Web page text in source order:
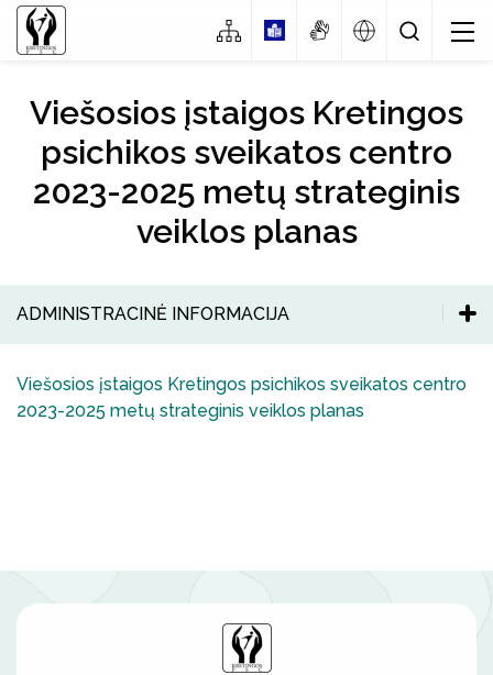
Gydytojai psichiatrai
Medicinos psichologai
Socialiniai darbuotojai
Pirminė psichikos sveikatos priežiūra
Psichiatrijos dienos stacionaras
Mokamų paslaugų teikimo tvarka
Įstaigos valdymo struktūra
Konsultavimasis su visuomene
Viešosios įstaigos Kretingos
psichikos sveikatos centro
2023-2025 metų strateginis
veiklos planas
ADMINISTRACINĖ INFORMACIJA
Administracinė informacija
Planavimo dokumentai
Viešosios įstaigos Kretingos psichikos sveikatos centro
2026-2028 metų strateginis veiklos planas
Viešosios įstaigos Kretingos psichikos sveikatos centro
2023-2025 metų strateginis veiklos planas